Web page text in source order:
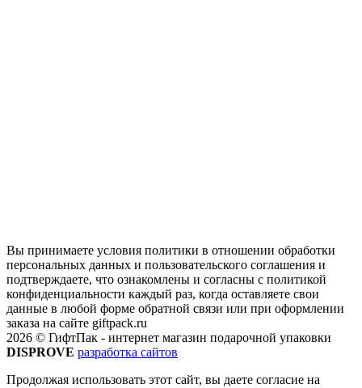
Вы принимаете условия политики в отношении обработки
персональных данных и пользовательского соглашения и
подтверждаете, что ознакомлены и согласны с политикой
конфиденциальности каждый раз, когда оставляете свои
данные в любой форме обратной связи или при оформлении
заказа на сайте giftpack.ru
2026 © ГифтПак - интернет магазин подарочной упаковки
DISPROVE разработка сайтов
Продолжая использовать этот сайт, вы даете согласие на